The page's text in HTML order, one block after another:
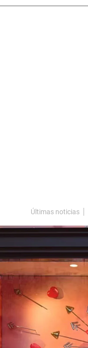
Últimas noticias